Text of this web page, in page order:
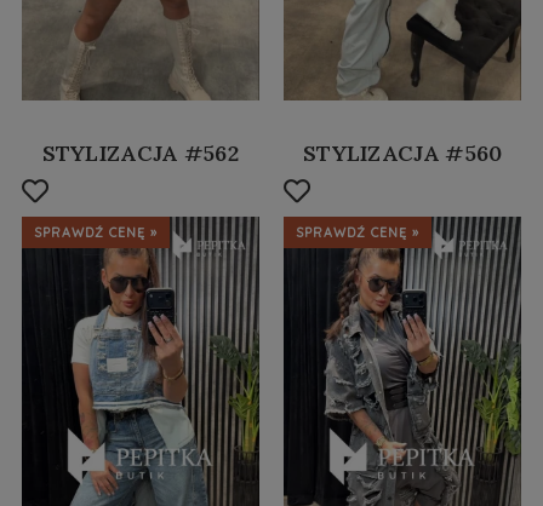
STYLIZACJA #562
SPRAWDŹ CENĘ »
STYLIZACJA #560
SPRAWDŹ CENĘ »